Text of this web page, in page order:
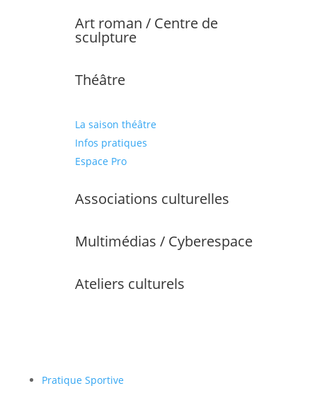
Art roman / Centre de
sculpture
Théâtre
La saison théâtre
Infos pratiques
Espace Pro
Associations culturelles
Multimédias / Cyberespace
Ateliers culturels
Pratique Sportive